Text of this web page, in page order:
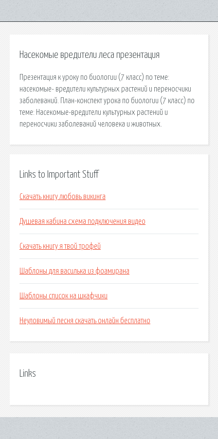
Насекомые вредители леса презентация
Презентация к уроку по биологии (7 класс) по теме:
насекомые- вредители культурных растений и переносчики
заболеваний. План-конспект урока по биологии (7 класс) по
теме: Насекомые-вредители культурных растений и
переносчики заболеваний человека и животных.
Links to Important Stuff
Скачать книгу любовь викинга
Душевая кабина схема подключения видео
Скачать книгу я твой трофей
Шаблоны для василька из фоамирана
Шаблоны список на шкафчики
Неуловимый песня скачать онлайн бесплатно
Links